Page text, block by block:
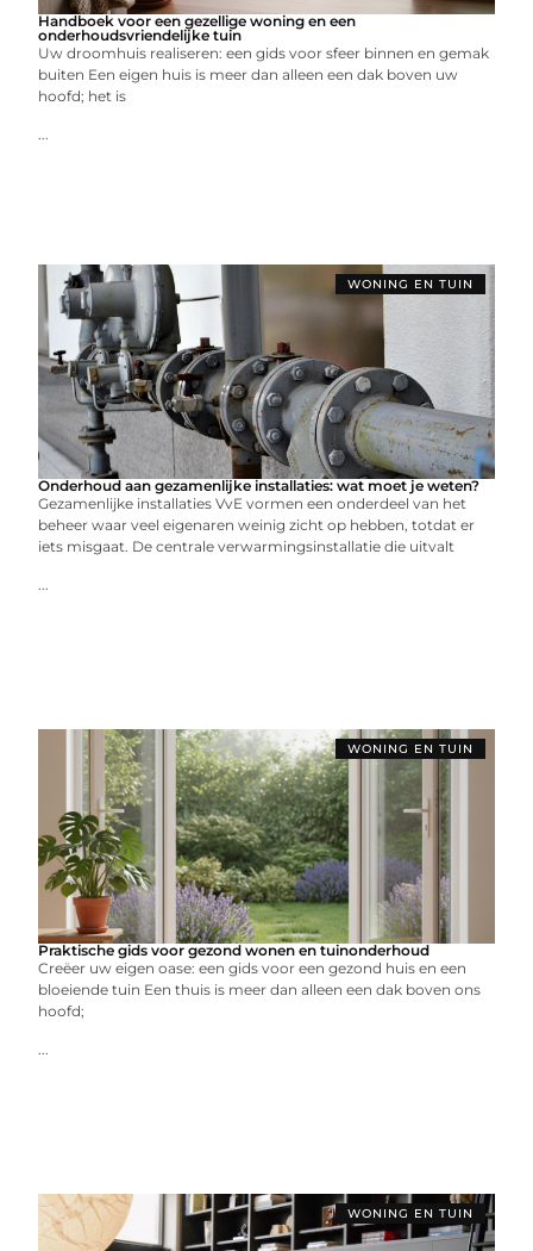
Handboek voor een gezellige woning en een
onderhoudsvriendelijke tuin
Uw droomhuis realiseren: een gids voor sfeer binnen en gemak
buiten Een eigen huis is meer dan alleen een dak boven uw
hoofd; het is
...
WONING EN TUIN
Onderhoud aan gezamenlijke installaties: wat moet je weten?
Gezamenlijke installaties VvE vormen een onderdeel van het
beheer waar veel eigenaren weinig zicht op hebben, totdat er
iets misgaat. De centrale verwarmingsinstallatie die uitvalt
...
WONING EN TUIN
Praktische gids voor gezond wonen en tuinonderhoud
Creëer uw eigen oase: een gids voor een gezond huis en een
bloeiende tuin Een thuis is meer dan alleen een dak boven ons
hoofd;
...
WONING EN TUIN